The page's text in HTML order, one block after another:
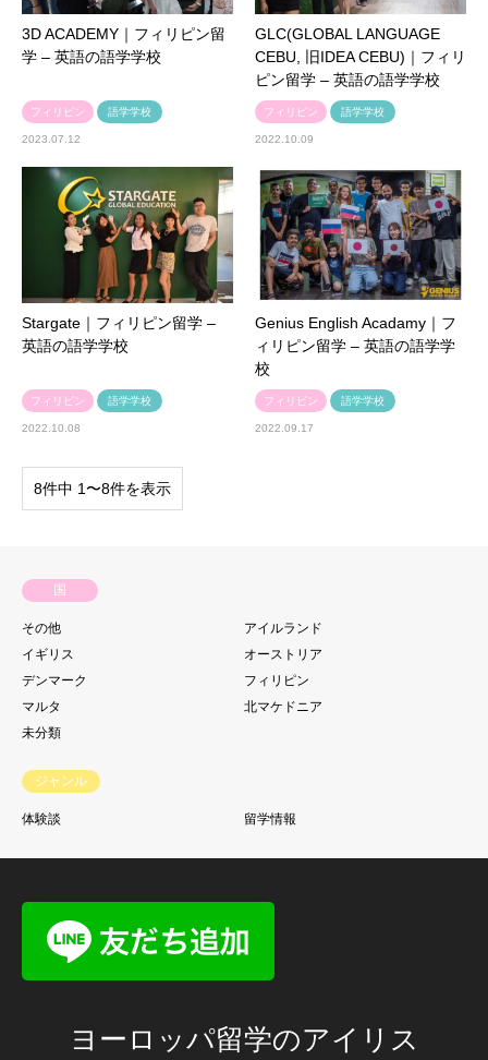
3D ACADEMY｜フィリピン留
学 – 英語の語学学校
フィリピン 語学学校
2023.07.12
GLC(GLOBAL LANGUAGE
CEBU, 旧IDEA CEBU)｜フィリ
ピン留学 – 英語の語学学校
フィリピン 語学学校
2022.10.09
Stargate｜フィリピン留学 –
英語の語学学校
フィリピン 語学学校
2022.10.08
Genius English Acadamy｜フ
ィリピン留学 – 英語の語学学
校
フィリピン 語学学校
2022.09.17
8件中 1〜8件を表示
国
その他
アイルランド
イギリス
オーストリア
デンマーク
フィリピン
マルタ
北マケドニア
未分類
ジャンル
体験談 留学情報
ヨーロッパ留学のアイリス